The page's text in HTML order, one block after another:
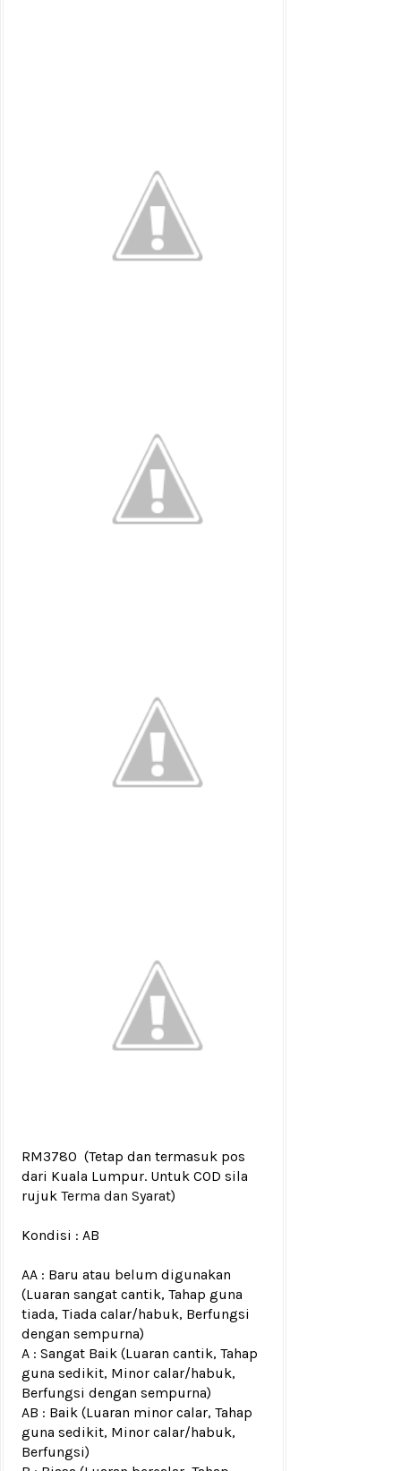
RM3780 (Tetap dan termasuk pos
dari Kuala Lumpur. Untuk COD sila
rujuk Terma dan Syarat)
Kondisi : AB
AA : Baru atau belum digunakan
(Luaran sangat cantik, Tahap guna
tiada, Tiada calar/habuk, Berfungsi
dengan sempurna)
A : Sangat Baik (Luaran cantik, Tahap
guna sedikit, Minor calar/habuk,
Berfungsi dengan sempurna)
AB : Baik (Luaran minor calar, Tahap
guna sedikit, Minor calar/habuk,
Berfungsi)